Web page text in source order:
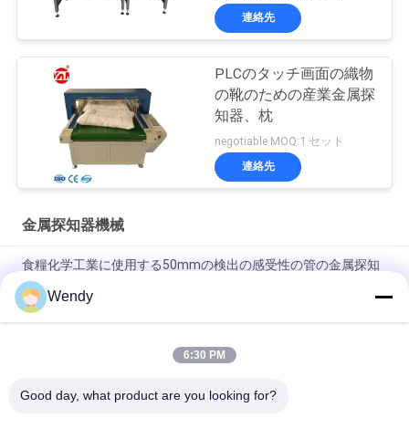
連絡先
PLCのタッチ画面の織物
の靴のための産業金属探
知器、枕
negotiable MOQ:1 セット
連絡先
金属探知器機械
食糧化学工業に使用する50mmの検出の感受性の管の金属探知
器
"固体 SUS304 構造コンベヤーベルト チェック 計量システム マ
Wendy
6:30 PM
Good day, what product are you looking for?